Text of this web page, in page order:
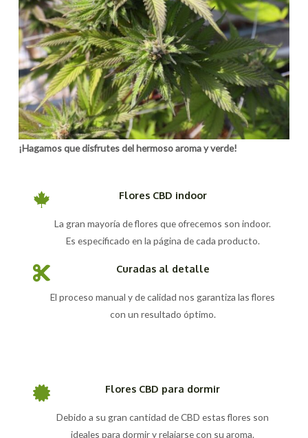
¡Hagamos que disfrutes del hermoso aroma y verde!
Flores CBD indoor
La gran mayoría de flores que ofrecemos son indoor.
Es especificado en la página de cada producto.
Curadas al detalle
El proceso manual y de calidad nos garantiza las flores
con un resultado óptimo.
Flores CBD para dormir
Debido a su gran cantidad de CBD estas flores son
ideales para dormir y relajarse con su aroma.